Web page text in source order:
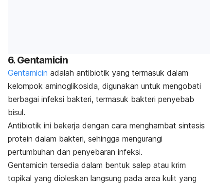
6. Gentamicin
Gentamicin adalah antibiotik yang termasuk dalam
kelompok aminoglikosida, digunakan untuk mengobati
berbagai infeksi bakteri, termasuk bakteri penyebab
bisul.
Antibiotik ini bekerja dengan cara menghambat sintesis
protein dalam bakteri, sehingga mengurangi
pertumbuhan dan penyebaran infeksi.
Gentamicin tersedia dalam bentuk salep atau krim
topikal yang dioleskan langsung pada area kulit yang